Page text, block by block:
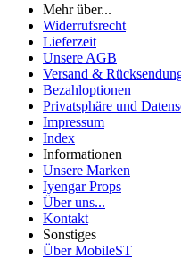
Mehr über...
Widerrufsrecht
Lieferzeit
Unsere AGB
Versand &
Bezahloptionen
Privatsphäre und
Impressum
Index
Informationen
Unsere Marken
Iyengar Props
Über uns...
Kontakt
Sonstiges
Über MobileST